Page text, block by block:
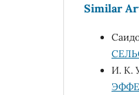
Similar
И. К.